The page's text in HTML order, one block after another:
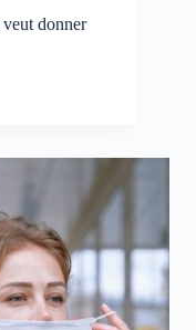
donner